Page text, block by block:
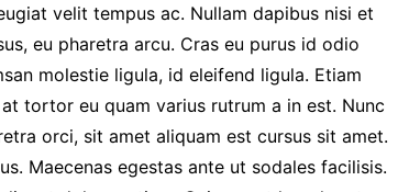
velit tempus ac. Nullam dapibus nisi et
eu pharetra arcu. Cras eu purus id odio
molestie ligula, id eleifend ligula. Etiam
tortor eu quam varius rutrum a in est. Nunc
orci, sit amet aliquam est cursus sit amet.
Maecenas egestas ante ut sodales facilisis.